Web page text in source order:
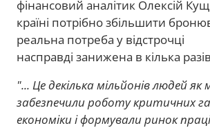
фінансовий аналітик Олексій
країні потрібно збільшити
реальна потреба у відстрочці
насправді занижена в кілька
"... Це декілька мільйонів людей як
забезпечили роботу критичних
економіки і формували ринок